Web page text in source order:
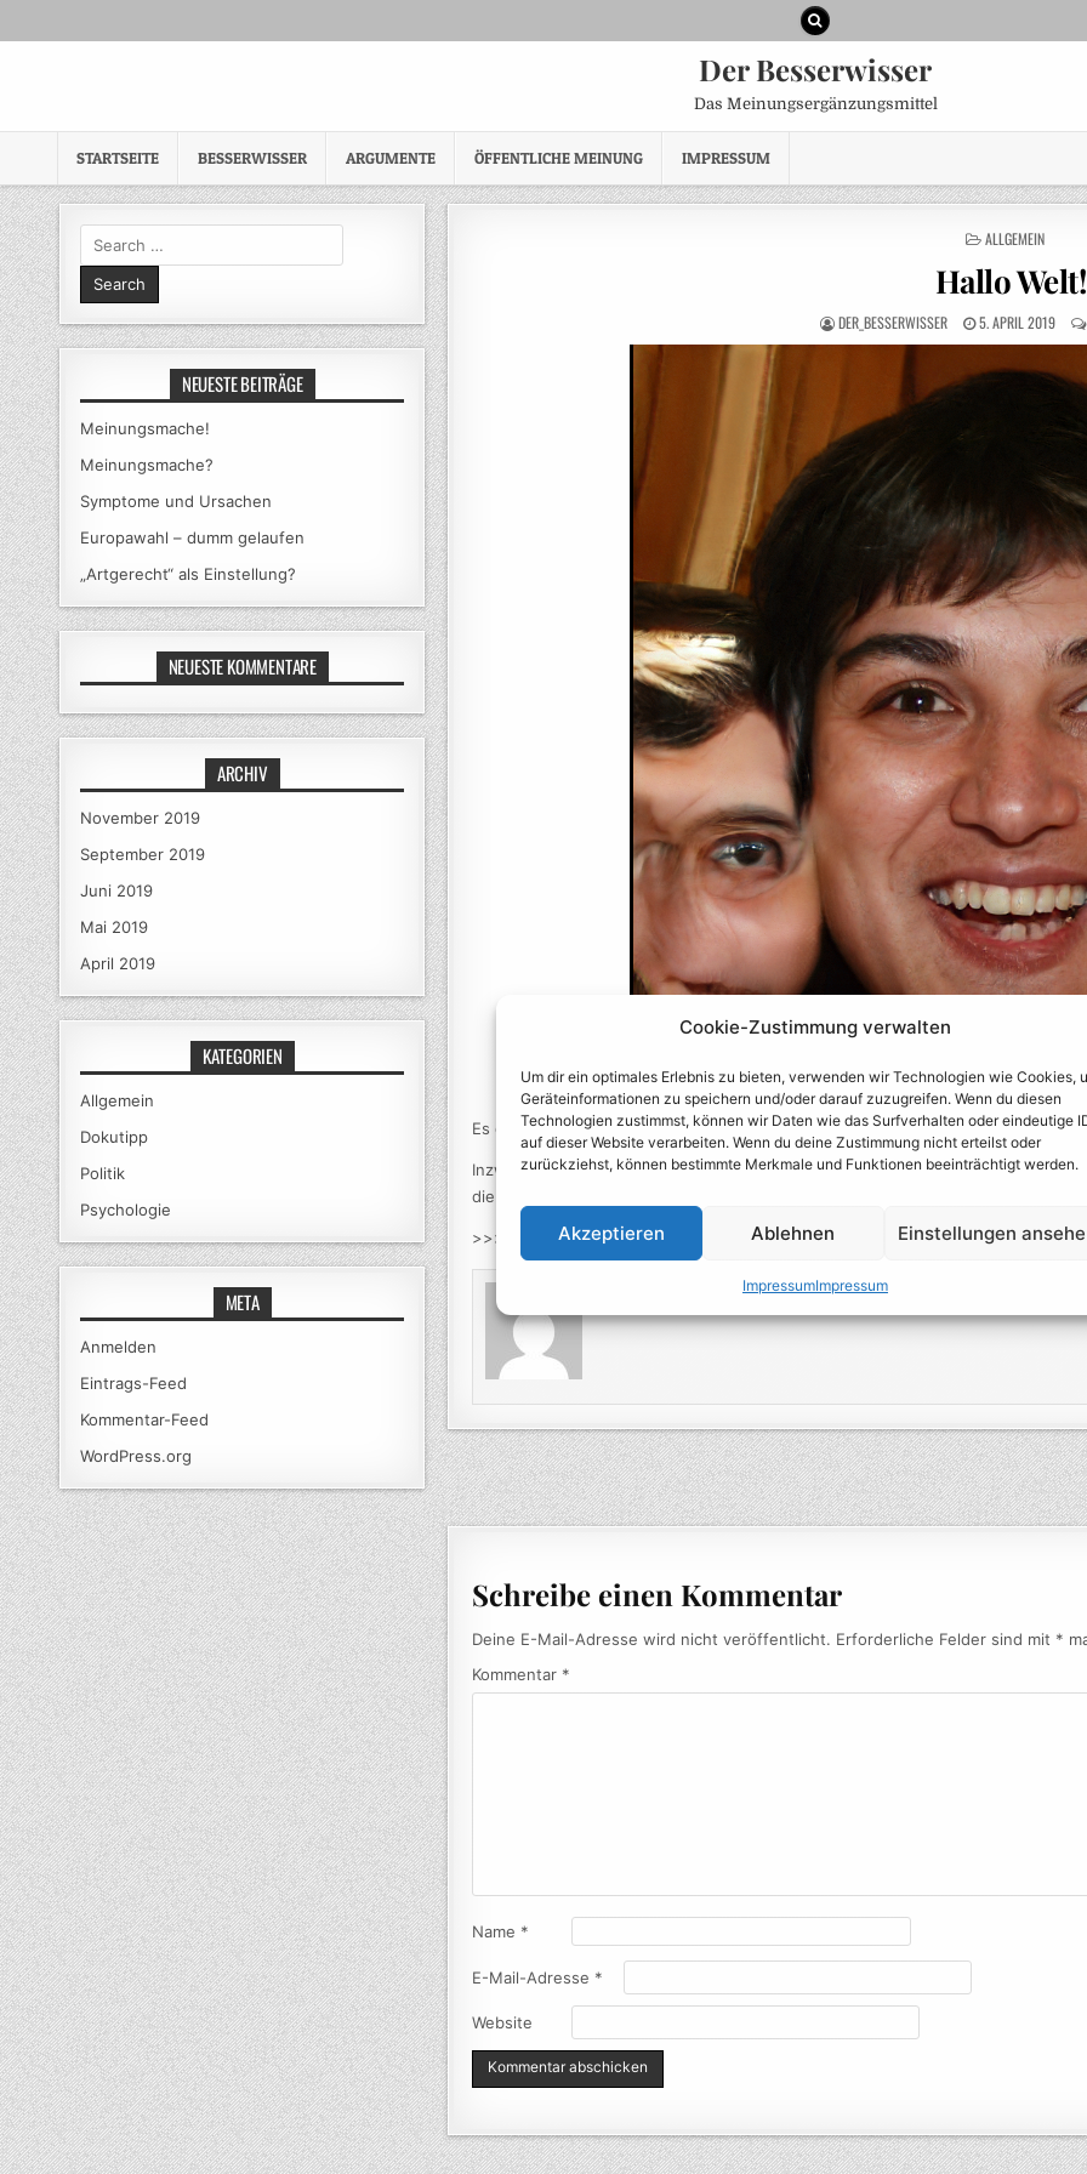
Cookie-Zustimmung verwalten
Um dir ein optimales Erlebnis zu bieten, verwenden wir Technologien wie Cookies,
Geräteinformationen zu speichern und/oder darauf zuzugreifen. Wenn du diesen
Technologien zustimmst, können wir Daten wie das Surfverhalten oder eindeutige
auf dieser Website verarbeiten. Wenn du deine Zustimmung nicht erteilst oder
zurückziehst, können bestimmte Merkmale und Funktionen beeinträchtigt werden.
Akzeptieren Ablehnen Einstellungen
ImpressumImpressum
Der Besserwisser
Das Meinungsergänzungsmittel
STARTSEITE BESSERWISSER ARGUMENTE ÖFFENTLICHE MEINUNG IMPRESSUM
POSTED
ALLGEMEIN
Hallo Welt!
AUTHOR:
DER_BESSERWISSER
PUBLISHED
DATE:
5. APRIL 2019
Es dauert noch etwas. 🙂
Inzwischen viel Freude mitdieserlustigen Anwendung: man kann hier zum
die jeweilige Gesichtserkennungssoftware verwirren können.
>>> https://thispersondoesnotexist.com/
Der_Besserwisser
Beitragsnavigation
Schreibe einen Kommentar
Deine E-Mail-Adresse wird nicht veröffentlicht. Erforderliche Felder sind mit *
Kommentar *
Name *
E-Mail-Adresse *
Website
Search
for:
NEUESTE BEITRÄGE
Meinungsmache!
Meinungsmache?
Symptome und Ursachen
Europawahl – dumm gelaufen
„Artgerecht“ als Einstellung?
NEUESTE KOMMENTARE
ARCHIV
November 2019
September 2019
Juni 2019
Mai 2019
April 2019
KATEGORIEN
Allgemein
Dokutipp
Politik
Psychologie
META
Anmelden
Eintrags-Feed
Kommentar-Feed
WordPress.org